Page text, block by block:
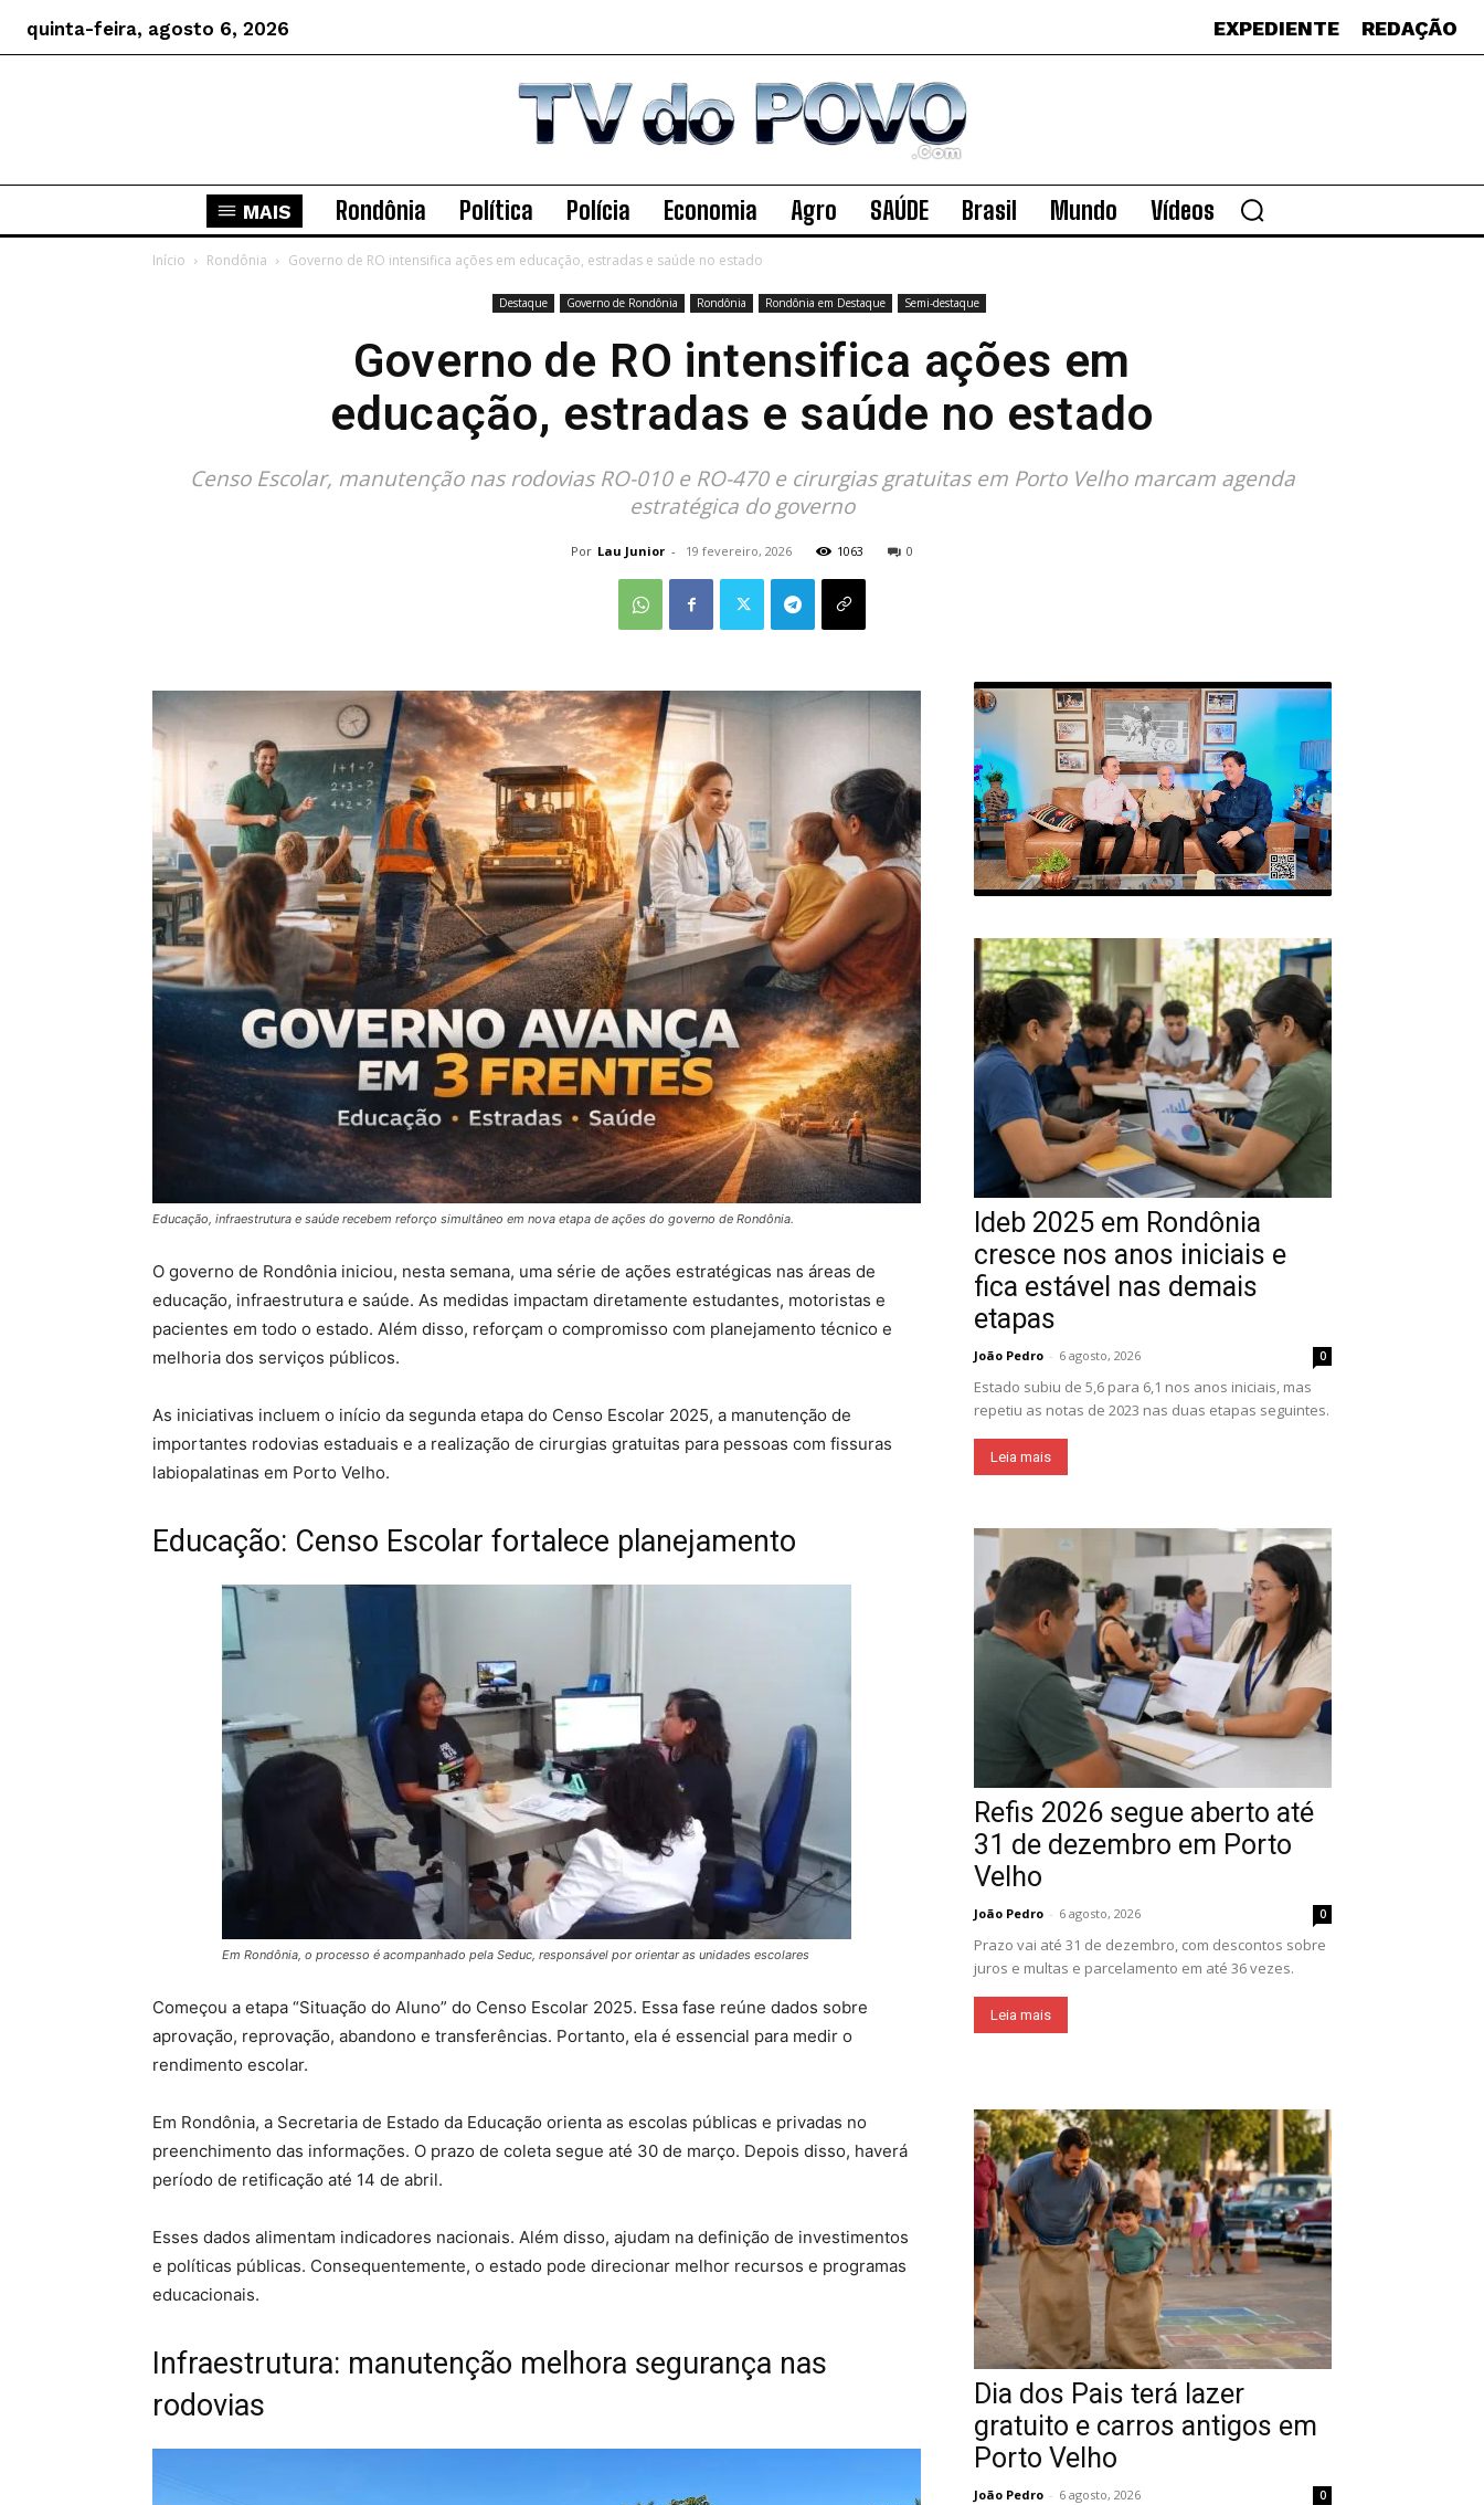
quinta-feira, agosto 6, 2026 EXPEDIENTE REDAÇÃO
MAIS Rondônia Política Polícia Economia Agro SAÚDE Brasil Mundo Vídeos
Início Rondônia Governo de RO intensifica ações em educação, estradas e saúde no estado
Destaque Governo de Rondônia Rondônia Rondônia em Destaque Semi-destaque
Governo de RO intensifica ações em
educação, estradas e saúde no estado
Censo Escolar, manutenção nas rodovias RO-010 e RO-470 e cirurgias gratuitas em Porto Velho marcam agenda
estratégica do governo
Por Lau Junior - 19 fevereiro, 2026 1063 0
Educação, infraestrutura e saúde recebem reforço simultâneo em nova etapa de ações do governo de Rondônia.
O governo de Rondônia iniciou, nesta semana, uma série de ações estratégicas nas áreas de
educação, infraestrutura e saúde. As medidas impactam diretamente estudantes, motoristas e
pacientes em todo o estado. Além disso, reforçam o compromisso com planejamento técnico e
melhoria dos serviços públicos.
As iniciativas incluem o início da segunda etapa do Censo Escolar 2025, a manutenção de
importantes rodovias estaduais e a realização de cirurgias gratuitas para pessoas com fissuras
labiopalatinas em Porto Velho.
Educação: Censo Escolar fortalece planejamento
Em Rondônia, o processo é acompanhado pela Seduc, responsável por orientar as unidades escolares
Começou a etapa “Situação do Aluno” do Censo Escolar 2025. Essa fase reúne dados sobre
aprovação, reprovação, abandono e transferências. Portanto, ela é essencial para medir o
rendimento escolar.
Em Rondônia, a Secretaria de Estado da Educação orienta as escolas públicas e privadas no
preenchimento das informações. O prazo de coleta segue até 30 de março. Depois disso, haverá
período de retificação até 14 de abril.
Esses dados alimentam indicadores nacionais. Além disso, ajudam na definição de investimentos
e políticas públicas. Consequentemente, o estado pode direcionar melhor recursos e programas
educacionais.
Infraestrutura: manutenção melhora segurança nas
rodovias
Ideb 2025 em Rondônia
cresce nos anos iniciais e
fica estável nas demais
etapas
João Pedro - 6 agosto, 2026 0
Estado subiu de 5,6 para 6,1 nos anos iniciais, mas
repetiu as notas de 2023 nas duas etapas seguintes.
Leia mais
Refis 2026 segue aberto até
31 de dezembro em Porto
Velho
João Pedro - 6 agosto, 2026 0
Prazo vai até 31 de dezembro, com descontos sobre
juros e multas e parcelamento em até 36 vezes.
Leia mais
Dia dos Pais terá lazer
gratuito e carros antigos em
Porto Velho
João Pedro - 6 agosto, 2026 0